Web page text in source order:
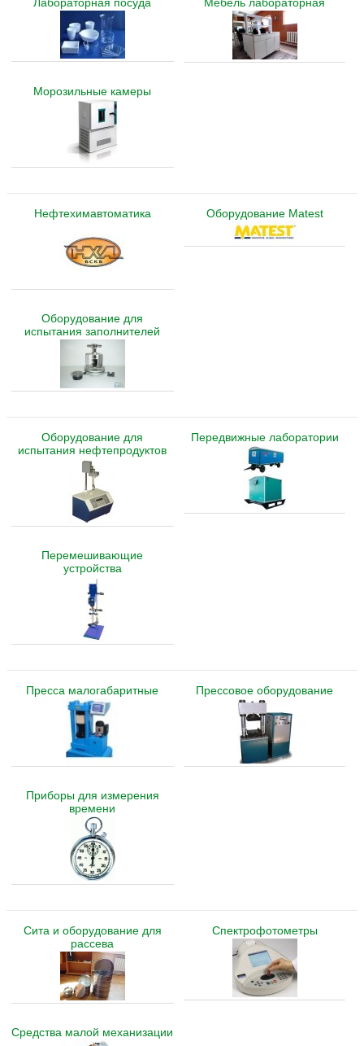
Лабораторная посуда Мебель лабораторная
Морозильные камеры
Нефтехимавтоматика Оборудование Matest
Оборудование для
испытания заполнителей
Оборудование для
испытания нефтепродуктов
Передвижные лаборатории
Перемешивающие
устройства
Пресса малогабаритные Прессовое оборудование
Приборы для измерения
времени
Сита и оборудование для
рассева
Спектрофотометры
Средства малой механизации